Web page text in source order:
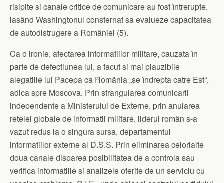
risipite si canale critice de comunicare au fost întrerupte,
lasând Washingtonul consternat sa evalueze capacitatea
de autodistrugere a României (5).
Ca o ironie, afectarea informatiilor militare, cauzata în
parte de defectiunea lui, a facut si mai plauzibile
alegatiile lui Pacepa ca România „se îndrepta catre Est“,
adica spre Moscova. Prin strangularea comunicarii
independente a Ministerului de Externe, prin anularea
retelei globale de informatii militare, liderul român s-a
vazut redus la o singura sursa, departamentul
informatiilor externe al D.S.S. Prin eliminarea celorlalte
doua canale disparea posibilitatea de a controla sau
verifica informatiile si analizele oferite de un serviciu cu